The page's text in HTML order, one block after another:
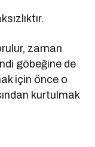
zaman
göbeğine de
için önce o
kurtulmak